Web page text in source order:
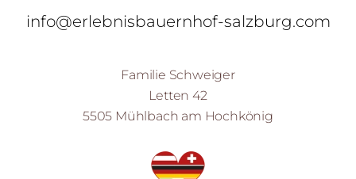
info@erlebnisbauernhof-salzburg.com
Familie Schweiger
Letten 42
5505 Mühlbach am Hochkönig